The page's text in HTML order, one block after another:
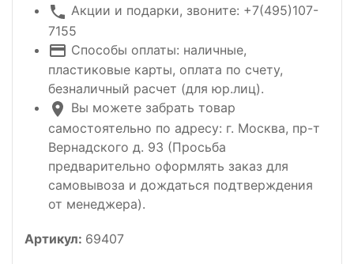
Акции и подарки, звоните: +7(495)107-
7155
Способы оплаты: наличные,
пластиковые карты, оплата по счету,
безналичный расчет (для юр.лиц).
Вы можете забрать товар
самостоятельно по адресу: г. Москва, пр-т
Вернадского д. 93 (Просьба
предварительно оформлять заказ для
самовывоза и дождаться подтверждения
от менеджера).
Артикул: 69407